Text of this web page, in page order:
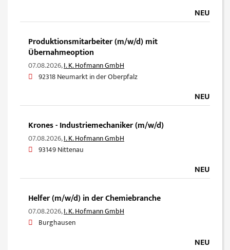
NEU
Produktionsmitarbeiter (m/w/d) mit
Übernahmeoption
07.08.2026,I. K. Hofmann GmbH
92318 Neumarkt in der Oberpfalz
NEU
Krones - Industriemechaniker (m/w/d)
07.08.2026,I. K. Hofmann GmbH
93149 Nittenau
NEU
Helfer (m/w/d) in der Chemiebranche
07.08.2026,I. K. Hofmann GmbH
Burghausen
NEU